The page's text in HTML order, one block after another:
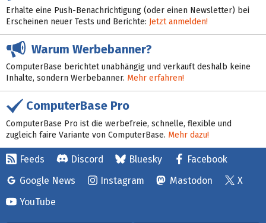
Erhalte eine Push-Benachrichtigung (oder einen Newsletter) bei
Erscheinen neuer Tests und Berichte: Jetzt anmelden!
Warum Werbebanner?
ComputerBase berichtet unabhängig und verkauft deshalb keine
Inhalte, sondern Werbebanner. Mehr erfahren!
ComputerBase Pro
ComputerBase Pro ist die werbefreie, schnelle, flexible und
zugleich faire Variante von ComputerBase. Mehr dazu!
Feeds Discord Bluesky
Facebook
Google News
Instagram Mastodon
X
YouTube